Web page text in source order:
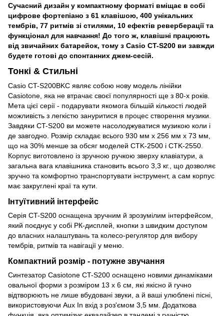
Сучасний дизайн у компактному форматі вміщає в собі
цифрове фортепіано з 61 клавішою, 400 унікальних
тембрів, 77 ритмів зі стилями, 10 ефектів реверберації та
функціонал для навчання! До того ж, клавішні працюють
від звичайних батарейок, тому з Casio CT-S200 ви завжди
будете готові до спонтанних джем-сесій.
Тонкі & Стильні
Casio CT-S200BKC являє собою нову модель лінійки
Casiotone, яка не втрачає своєї популярності ще з 80-х років.
Мета цієї серії - подарувати якомога більшій кількості людей
можливість з легкістю зануритися в процес створення музики.
Завдяки CT-S200 ви можете насолоджуватися музикою коли і
де завгодно. Розмір складає всього 930 мм x 256 мм x 73 мм,
що на 30% менше за обсяг моделей CTK-2500 і CTK-2550.
Корпус виготовлено із зручною ручкою зверху клавіатури, а
загальна вага клавішника становить всього 3,3 кг., що дозволяє
зручно та комфортно транспортувати інструмент, а сам корпус
має закруглені краї та кути.
Інтуїтивний інтерфейс
Серія CT-S200 оснащена зручним й зрозумілим інтерфейсом,
який поєднує у собі РК-дисплей, кнопки з швидким доступом
до власних налаштувань та колесо-регулятор для вибору
тембрів, ритмів та навігації у меню.
Компактний розмір - потужне звучання
Синтезатор Casiotone CT-S200 оснащено новими динаміками
овальної форми з розміром 13 x 6 см, які якісно й гучно
відтворюють не лише вбудовані звуки, а й ваші улюблені пісні,
використовуючи Aux In вхід з роз'ємом 3,5 мм. Додаткова